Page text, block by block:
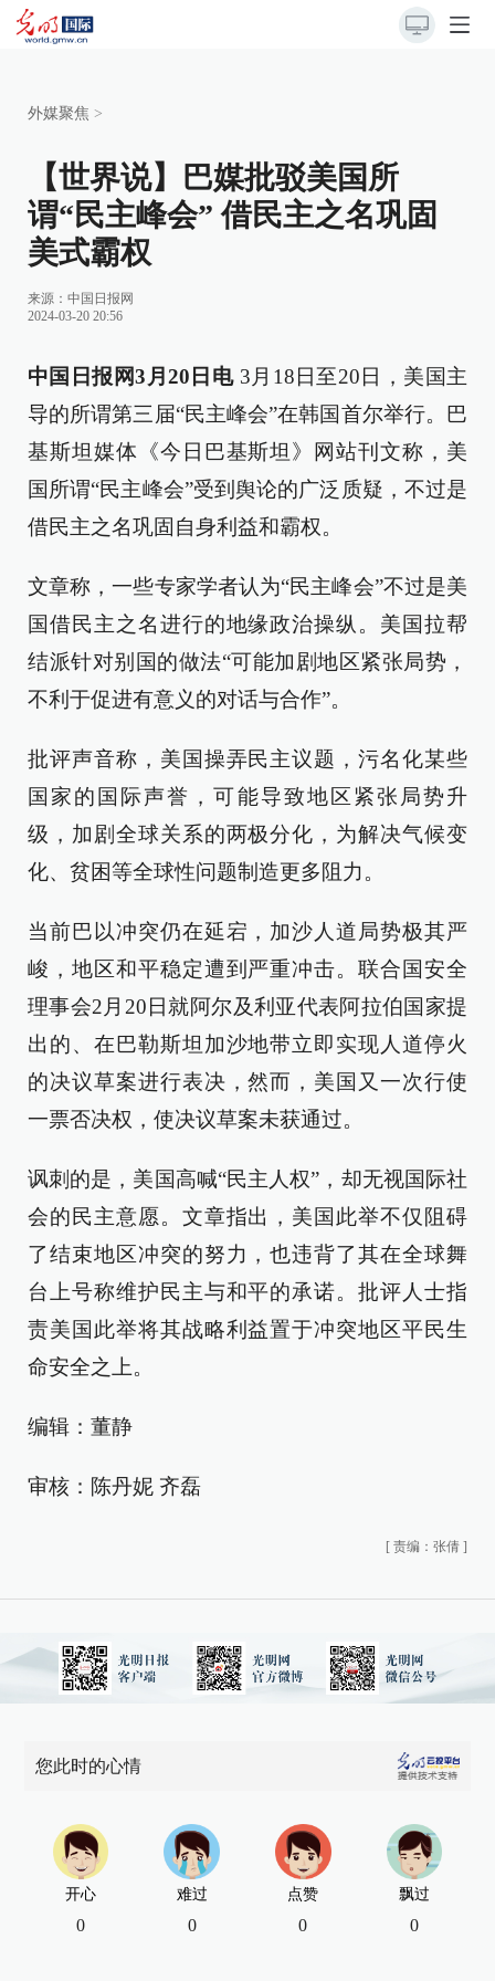
外媒聚焦 >
【世界说】巴媒批驳美国所
谓“民主峰会” 借民主之名巩固
美式霸权
来源： 中国日报网
2024-03-20 20:56
中国日报网3月20日电 3月18日至20日，美国主
导的所谓第三届“民主峰会”在韩国首尔举行。巴
基斯坦媒体《今日巴基斯坦》网站刊文称，美
国所谓“民主峰会”受到舆论的广泛质疑，不过是
借民主之名巩固自身利益和霸权。
文章称，一些专家学者认为“民主峰会”不过是美
国借民主之名进行的地缘政治操纵。美国拉帮
结派针对别国的做法“可能加剧地区紧张局势，
不利于促进有意义的对话与合作”。
批评声音称，美国操弄民主议题，污名化某些
国家的国际声誉，可能导致地区紧张局势升
级，加剧全球关系的两极分化，为解决气候变
化、贫困等全球性问题制造更多阻力。
当前巴以冲突仍在延宕，加沙人道局势极其严
峻，地区和平稳定遭到严重冲击。联合国安全
理事会2月20日就阿尔及利亚代表阿拉伯国家提
出的、在巴勒斯坦加沙地带立即实现人道停火
的决议草案进行表决，然而，美国又一次行使
一票否决权，使决议草案未获通过。
讽刺的是，美国高喊“民主人权”，却无视国际社
会的民主意愿。文章指出，美国此举不仅阻碍
了结束地区冲突的努力，也违背了其在全球舞
台上号称维护民主与和平的承诺。批评人士指
责美国此举将其战略利益置于冲突地区平民生
命安全之上。
编辑：董静
审核：陈丹妮 齐磊
[ 责编：张倩 ]
您此时的心情
开心
0
难过
0
点赞
0
飘过
0